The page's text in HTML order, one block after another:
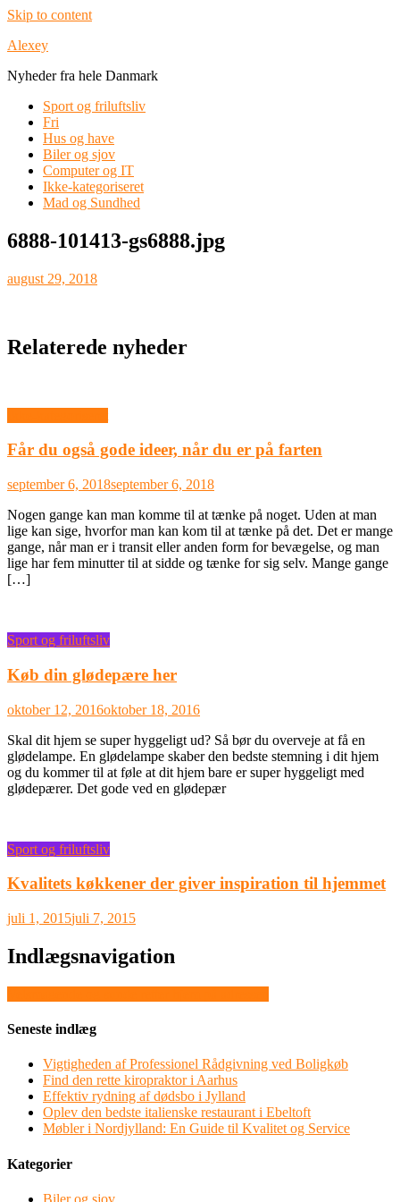
Skip to content
Alexey
Nyheder fra hele Danmark
Sport og friluftsliv
Fri
Hus og have
Biler og sjov
Computer og IT
Ikke-kategoriseret
Mad og Sundhed
6888-101413-gs6888.jpg
august 29, 2018
Relaterede nyheder
Får du også gode ideer, når du er på farten
september 6, 2018september 6, 2018
Nogen gange kan man komme til at tænke på noget. Uden at man
lige kan sige, hvorfor man kan kom til at tænke på det. Det er mange
gange, når man er i transit eller anden form for bevægelse, og man
lige har fem minutter til at sidde og tænke for sig selv. Mange gange
[…]
Sport og friluftsliv
Køb din glødepære her
oktober 12, 2016oktober 18, 2016
Skal dit hjem se super hyggeligt ud? Så bør du overveje at få en
glødelampe. En glødelampe skaber den bedste stemning i dit hjem
og du kommer til at føle at dit hjem bare er super hyggeligt med
glødepærer. Det gode ved en glødepær
Sport og friluftsliv
Kvalitets køkkener der giver inspiration til hjemmet
juli 1, 2015juli 7, 2015
Indlægsnavigation
Seneste indlæg
Vigtigheden af Professionel Rådgivning ved Boligkøb
Find den rette kiropraktor i Aarhus
Effektiv rydning af dødsbo i Jylland
Oplev den bedste italienske restaurant i Ebeltoft
Møbler i Nordjylland: En Guide til Kvalitet og Service
Kategorier
Biler og sjov